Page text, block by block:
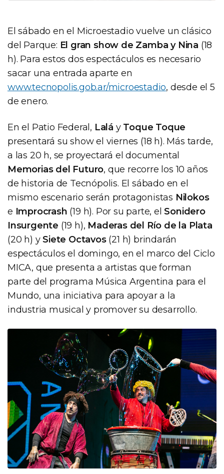
El sábado en el Microestadio vuelve un clásico
del Parque: El gran show de Zamba y Nina (18
h). Para estos dos espectáculos es necesario
sacar una entrada aparte en
www.tecnopolis.gob.ar/microestadio, desde el 5
de enero.
En el Patio Federal, Lalá y Toque Toque
presentará su show el viernes (18 h). Más tarde,
a las 20 h, se proyectará el documental
Memorias del Futuro, que recorre los 10 años
de historia de Tecnópolis. El sábado en el
mismo escenario serán protagonistas Nilokos
e Improcrash (19 h). Por su parte, elSonidero
Insurgente (19 h), Maderas del Río de la Plata
(20 h) ySiete Octavos(21 h) brindarán
espectáculos el domingo, en el marco del Ciclo
MICA, que presenta a artistas que forman
parte del programa Música Argentina para el
Mundo, una iniciativa para apoyar a la
industria musical y promover su desarrollo.